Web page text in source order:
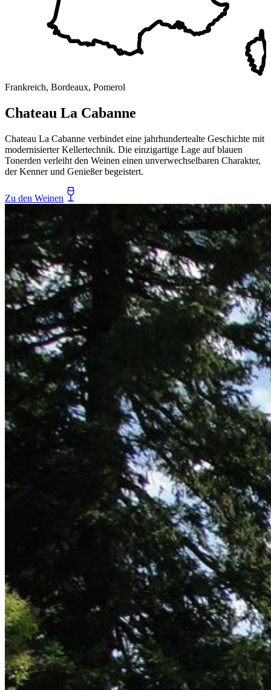
Frankreich, Bordeaux, Pomerol
Chateau La Cabanne
Chateau La Cabanne verbindet eine jahrhundertealte Geschichte mit
modernisierter Kellertechnik. Die einzigartige Lage auf blauen
Tonerden verleiht den Weinen einen unverwechselbaren Charakter,
der Kenner und Genießer begeistert.
Zu den Weinen